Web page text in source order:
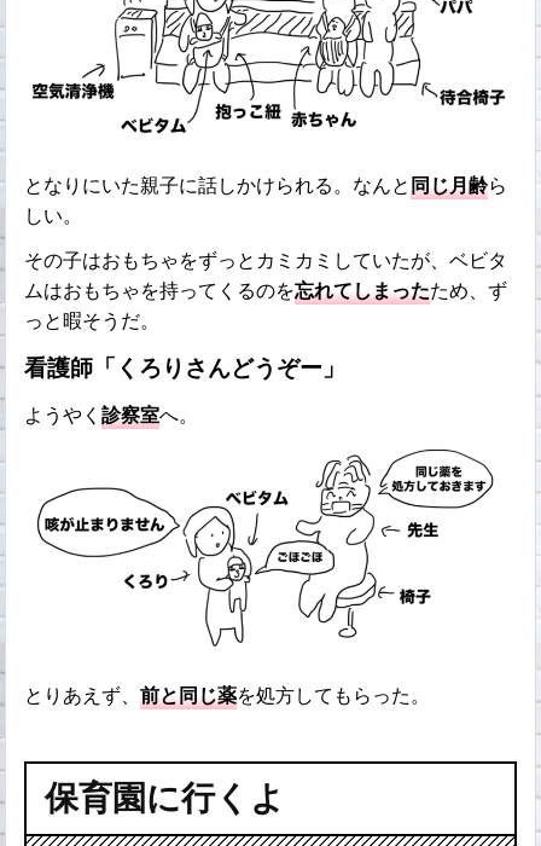
となりにいた親子に話しかけられる。なんと同じ月齢ら
しい。
その子はおもちゃをずっとカミカミしていたが、ベビタ
ムはおもちゃを持ってくるのを忘れてしまったため、ず
っと暇そうだ。
看護師「くろりさんどうぞー」
ようやく診察室へ。
とりあえず、前と同じ薬を処方してもらった。
保育園に行くよ